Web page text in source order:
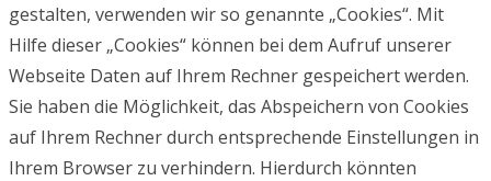
gestalten, verwenden wir so genannte „Cookies“. Mit
Hilfe dieser „Cookies“ können bei dem Aufruf unserer
Webseite Daten auf Ihrem Rechner gespeichert werden.
Sie haben die Möglichkeit, das Abspeichern von Cookies
auf Ihrem Rechner durch entsprechende Einstellungen in
Ihrem Browser zu verhindern. Hierdurch könnten